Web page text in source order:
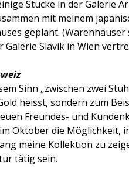
Stücke in der Galerie
mit meinem
geplant.
Galerie Slavik in Wien
Sinn „zwischen zwei
heisst, sondern zum
Freundes- und
Oktober die Möglichkeit,
meine Kollektion zu
tätig sein.